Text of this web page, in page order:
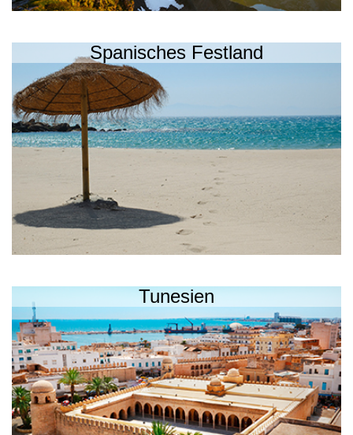
Spanisches Festland
Tunesien